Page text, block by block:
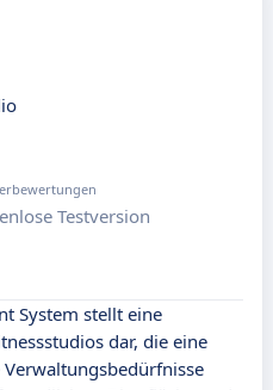
Testversion
System stellt eine
dar, die eine